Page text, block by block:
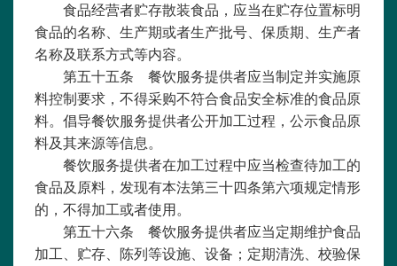
食品经营者贮存散装食品，应当在贮存位置标明
食品的名称、生产期或者生产批号、保质期、生产者
名称及联系方式等内容。
第五十五条 餐饮服务提供者应当制定并实施原
料控制要求，不得采购不符合食品安全标准的食品原
料。倡导餐饮服务提供者公开加工过程，公示食品原
料及其来源等信息。
餐饮服务提供者在加工过程中应当检查待加工的
食品及原料，发现有本法第三十四条第六项规定情形
的，不得加工或者使用。
第五十六条 餐饮服务提供者应当定期维护食品
加工、贮存、陈列等设施、设备；定期清洗、校验保